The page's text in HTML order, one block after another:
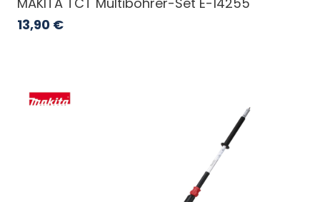
13,90 €